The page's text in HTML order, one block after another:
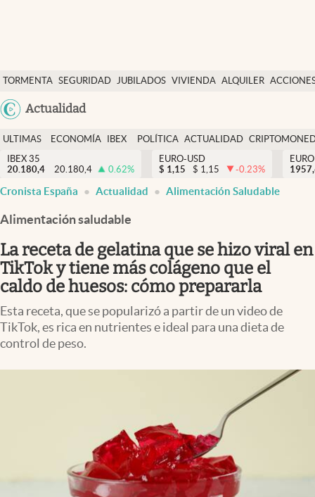
TORMENTA SEGURIDAD JUBILADOS VIVIENDA ALQUILER
Colombia
Actualidad
Economía y finanzas
Política
Actualidad
Criptomonedas
España
ULTIMAS
NOTICIAS
ECONOMÍA
FINANZAS
IBEX
EURO
POLÍTICA ACTUALIDAD
IBEX 35
20.180,4
20.180,4 0.62%
EURO-USD
$ 1,15 $ 1,15 -0.23%
Cronista España Actualidad Alimentación Saludable
Alimentación saludable
La receta de gelatina que se hizo viral en
TikTok y tiene más colágeno que el
caldo de huesos: cómo prepararla
Esta receta, que se popularizó a partir de un video de
TikTok, es rica en nutrientes e ideal para una dieta de
control de peso.